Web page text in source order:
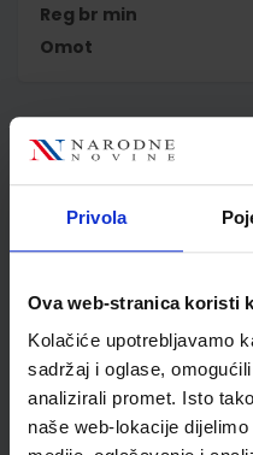
Privola
Ova web-stranica koristi
Kolačiće upotrebljavamo
sadržaj i oglase,
analizirali promet. Isto
naše web-lokacije
Reg br min
Omot
Kupci
Omot PVC